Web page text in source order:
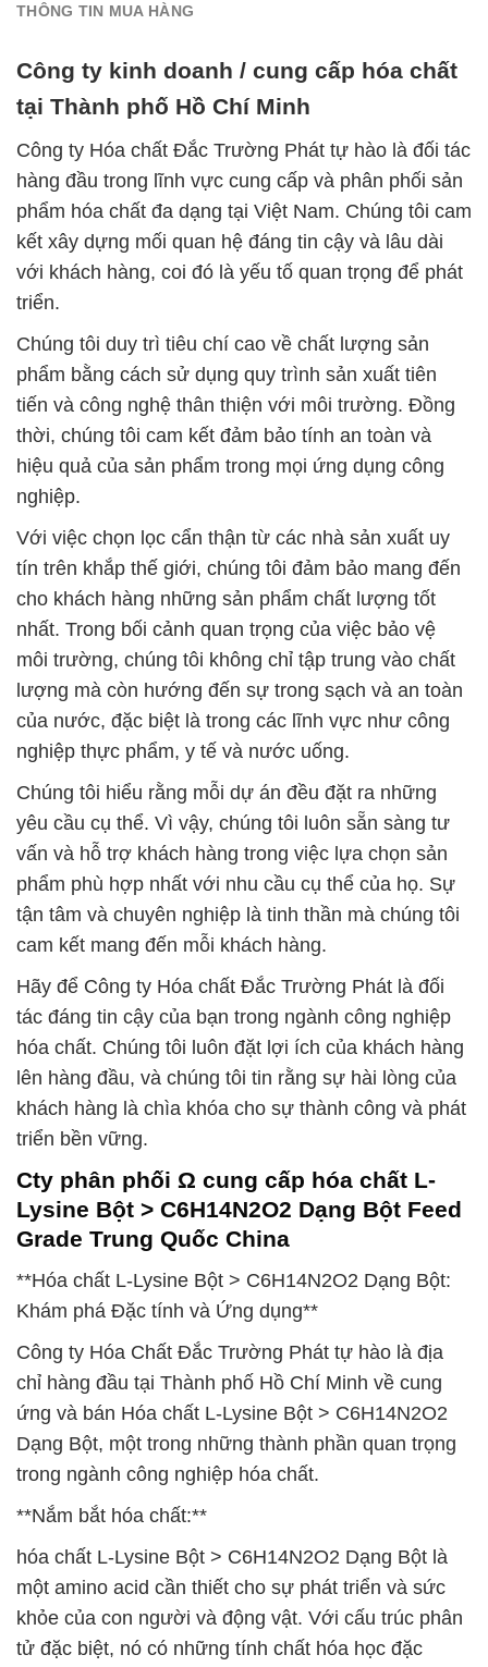
THÔNG TIN MUA HÀNG
Công ty kinh doanh / cung cấp hóa chất
tại Thành phố Hồ Chí Minh
Công ty Hóa chất Đắc Trường Phát tự hào là đối tác
hàng đầu trong lĩnh vực cung cấp và phân phối sản
phẩm hóa chất đa dạng tại Việt Nam. Chúng tôi cam
kết xây dựng mối quan hệ đáng tin cậy và lâu dài
với khách hàng, coi đó là yếu tố quan trọng để phát
triển.
Chúng tôi duy trì tiêu chí cao về chất lượng sản
phẩm bằng cách sử dụng quy trình sản xuất tiên
tiến và công nghệ thân thiện với môi trường. Đồng
thời, chúng tôi cam kết đảm bảo tính an toàn và
hiệu quả của sản phẩm trong mọi ứng dụng công
nghiệp.
Với việc chọn lọc cẩn thận từ các nhà sản xuất uy
tín trên khắp thế giới, chúng tôi đảm bảo mang đến
cho khách hàng những sản phẩm chất lượng tốt
nhất. Trong bối cảnh quan trọng của việc bảo vệ
môi trường, chúng tôi không chỉ tập trung vào chất
lượng mà còn hướng đến sự trong sạch và an toàn
của nước, đặc biệt là trong các lĩnh vực như công
nghiệp thực phẩm, y tế và nước uống.
Chúng tôi hiểu rằng mỗi dự án đều đặt ra những
yêu cầu cụ thể. Vì vậy, chúng tôi luôn sẵn sàng tư
vấn và hỗ trợ khách hàng trong việc lựa chọn sản
phẩm phù hợp nhất với nhu cầu cụ thể của họ. Sự
tận tâm và chuyên nghiệp là tinh thần mà chúng tôi
cam kết mang đến mỗi khách hàng.
Hãy để Công ty Hóa chất Đắc Trường Phát là đối
tác đáng tin cậy của bạn trong ngành công nghiệp
hóa chất. Chúng tôi luôn đặt lợi ích của khách hàng
lên hàng đầu, và chúng tôi tin rằng sự hài lòng của
khách hàng là chìa khóa cho sự thành công và phát
triển bền vững.
Cty phân phối Ω cung cấp hóa chất L-
Lysine Bột > C6H14N2O2 Dạng Bột Feed
Grade Trung Quốc China
**Hóa chất L-Lysine Bột > C6H14N2O2 Dạng Bột:
Khám phá Đặc tính và Ứng dụng**
Công ty Hóa Chất Đắc Trường Phát tự hào là địa
chỉ hàng đầu tại Thành phố Hồ Chí Minh về cung
ứng và bán Hóa chất L-Lysine Bột > C6H14N2O2
Dạng Bột, một trong những thành phần quan trọng
trong ngành công nghiệp hóa chất.
**Nắm bắt hóa chất:**
hóa chất L-Lysine Bột > C6H14N2O2 Dạng Bột là
một amino acid cần thiết cho sự phát triển và sức
khỏe của con người và động vật. Với cấu trúc phân
tử đặc biệt, nó có những tính chất hóa học đặc